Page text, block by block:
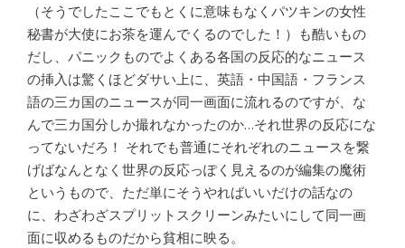
（そうでしたここでもとくに意味もなくパツキンの女性
秘書が大使にお茶を運んでくるのでした！）も酷いもの
だし、パニックものでよくある各国の反応的なニュース
の挿入は驚くほどダサい上に、英語・中国語・フランス
語の三カ国のニュースが同一画面に流れるのですが、な
んで三カ国分しか撮れなかったのか…それ世界の反応にな
ってないだろ！ それでも普通にそれぞれのニュースを繋
げばなんとなく世界の反応っぽく見えるのが編集の魔術
というもので、ただ単にそうやればいいだけの話なの
に、わざわざスプリットスクリーンみたいにして同一画
面に収めるものだから貧相に映る。